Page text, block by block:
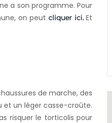
a son programme. Pour
on peut cliquer ici.Et
de marche, des
et un léger casse-croûte.
risquer le torticolis pour